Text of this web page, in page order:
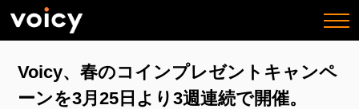
Voicy、春のコインプレゼントキャンペ
ーンを3月25日より3週連続で開催。